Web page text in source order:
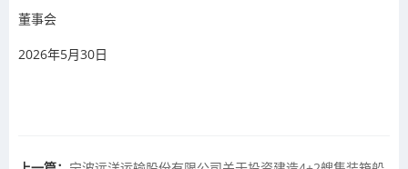
董事会
2026年5月30日